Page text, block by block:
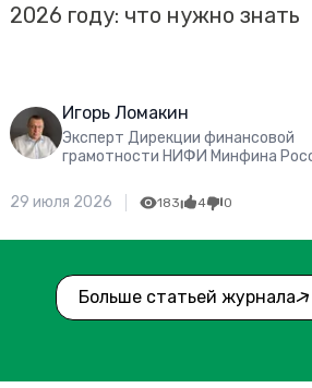
2026 году: что нужно знать
Игорь Ломакин
Эксперт Дирекции финансовой
грамотности НИФИ Минфина
29 июля 2026 183 4 0
Больше статьей журнала